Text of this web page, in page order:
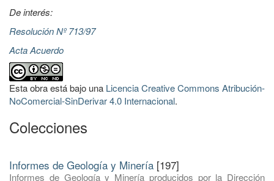
De interés:
Resolución Nº 713/97
Acta Acuerdo
Esta obra está bajo una Licencia Creative Commons Atribución-
NoComercial-SinDerivar 4.0 Internacional.
Colecciones
Informes de Geología y Minería [197]
Informes de Geología y Minería producidos por la Dirección